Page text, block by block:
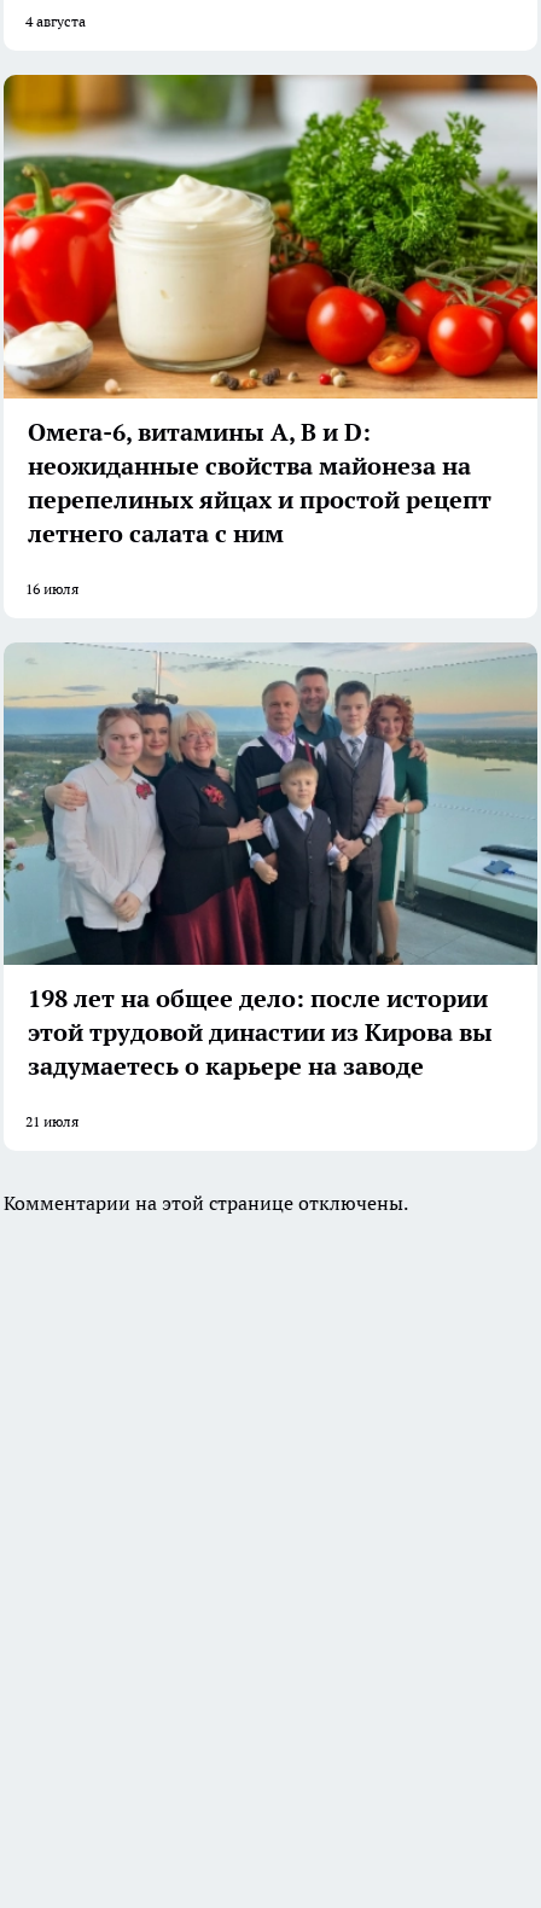
4 августа
Омега-6, витамины А, В и D:
неожиданные свойства майонеза на
перепелиных яйцах и простой рецепт
летнего салата с ним
16 июля
198 лет на общее дело: после истории
этой трудовой династии из Кирова вы
задумаетесь о карьере на заводе
21 июля
Комментарии на этой странице отключены.